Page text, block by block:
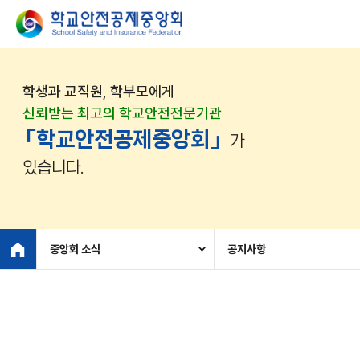
학생과 교직원, 학부모에게
신뢰받는 최고의 학교안전전문기관
「학교안전공제중앙회」
가
있습니다.
중앙회 소식 공지사항